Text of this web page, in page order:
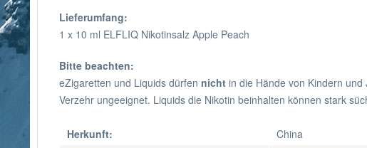
Lieferumfang:
1 x 10 ml ELFLIQ Nikotinsalz Apple Peach
Bitte beachten:
eZigaretten und Liquids dürfen nicht in die Hände von Kindern
Verzehr ungeeignet. Liquids die Nikotin beinhalten können stark
Herkunft:
China